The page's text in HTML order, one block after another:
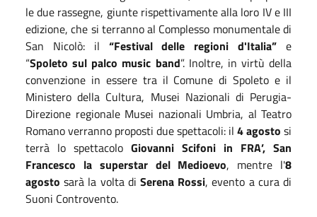
le due rassegne, giunte rispettivamente alla loro IV e III
edizione, che si terranno al Complesso monumentale di
San Nicolò: il “Festival delle regioni d'Italia” e
“Spoleto sul palco music band”. Inoltre, in virtù della
convenzione in essere tra il Comune di Spoleto e il
Ministero della Cultura, Musei Nazionali di Perugia-
Direzione regionale Musei nazionali Umbria, al Teatro
Romano verranno proposti due spettacoli: il 4 agosto si
terrà lo spettacolo Giovanni Scifoni in FRA’, San
Francesco la superstar del Medioevo, mentre l'8
agosto sarà la volta di Serena Rossi, evento a cura di
Suoni Controvento.